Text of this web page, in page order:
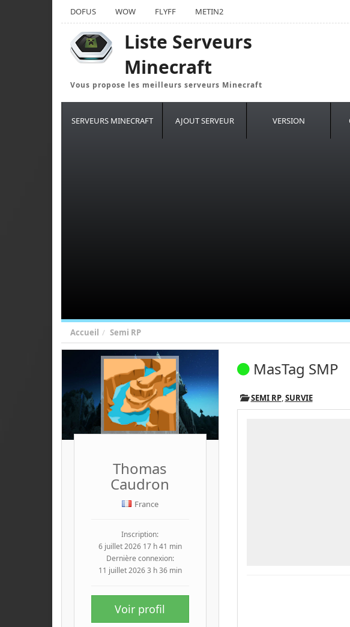
DOFUS WOW FLYFF METIN2
Liste Serveurs
Minecraft
Vous propose les meilleurs serveurs Minecraft
SERVEURS MINECRAFT AJOUT SERVEUR VERSION
Accueil Semi RP
Thomas
Caudron
France
Inscription:
6 juillet 2026 17 h 41 min
Dernière connexion:
11 juillet 2026 3 h 36 min
Voir profil
MasTag SMP
SEMI RP,SURVIE